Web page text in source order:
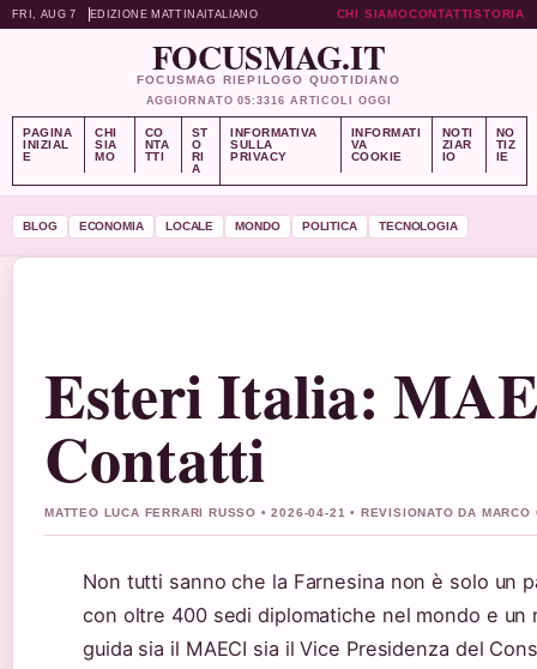
FRI, AUG 7 EDIZIONE MATTINA ITALIANO CHI SIAMOCONTATTISTORIA
FOCUSMAG.IT
FOCUSMAG RIEPILOGO QUOTIDIANO
AGGIORNATO 05:3316 ARTICOLI OGGI
PAGINA
INIZIAL
E
CHI
SIA
MO
CO
NTA
TTI
ST
O
RI
A
INFORMATIVA
SULLA
PRIVACY
INFORMATI
VA
COOKIE
NOTI
ZIAR
IO
NO
TIZ
IE
BLOG ECONOMIA LOCALE MONDO POLITICA TECNOLOGIA
Esteri Italia:
Contatti
MATTEO LUCA FERRARI RUSSO • 2026-04-21 • REVISIONATO DA MARCO
Non tutti sanno che la Farnesina non è solo un
con oltre 400 sedi diplomatiche nel mondo e
guida sia il MAECI sia il Vice Presidenza del